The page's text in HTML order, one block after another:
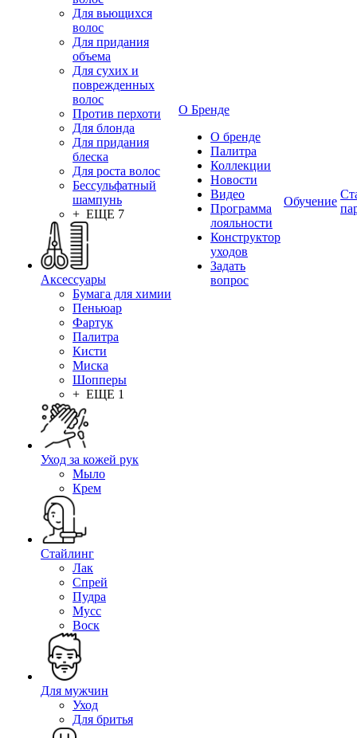
Для вьющихся
волос
Для придания
объема
Для сухих и
поврежденных
волос
Против перхоти
Для блонда
Для придания
блеска
Для роста волос
Бессульфатный
шампунь
+ ЕЩЕ 7
Аксессуары
Бумага для химии
Пеньюар
Фартук
Палитра
Кисти
Миска
Шопперы
+ ЕЩЕ 1
Уход за кожей рук
Мыло
Крем
Стайлинг
Лак
Спрей
Пудра
Мусс
Воск
Для мужчин
Уход
Для бритья
О Бренде
О бренде
Палитра
Коллекции
Новости
Видео
Программа
лояльности
Конструктор
уходов
Задать
вопрос
Обучение